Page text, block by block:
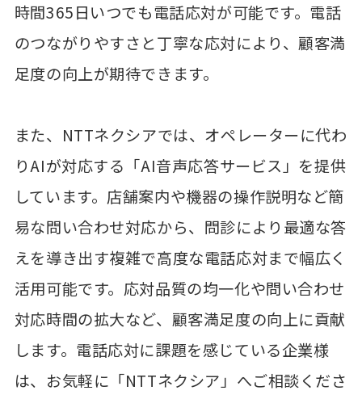
時間365日いつでも電話応対が可能です。電話
のつながりやすさと丁寧な応対により、顧客満
足度の向上が期待できます。
また、NTTネクシアでは、オペレーターに代わ
りAIが対応する「AI音声応答サービス」を提供
しています。店舗案内や機器の操作説明など簡
易な問い合わせ対応から、問診により最適な答
えを導き出す複雑で高度な電話応対まで幅広く
活用可能です。応対品質の均一化や問い合わせ
対応時間の拡大など、顧客満足度の向上に貢献
します。電話応対に課題を感じている企業様
は、お気軽に「NTTネクシア」へご相談くださ